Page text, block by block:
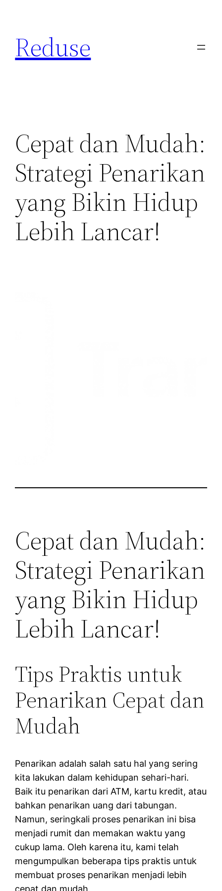
content
Reduse
Cepat dan Mudah:
Strategi Penarikan
yang Bikin Hidup
Lebih Lancar!
Cepat dan Mudah:
Strategi Penarikan
yang Bikin Hidup
Lebih Lancar!
Tips Praktis untuk
Penarikan Cepat dan
Mudah
Penarikan adalah salah satu hal yang sering
kita lakukan dalam kehidupan sehari-hari.
Baik itu penarikan dari ATM, kartu kredit, atau
bahkan penarikan uang dari tabungan.
Namun, seringkali proses penarikan ini bisa
menjadi rumit dan memakan waktu yang
cukup lama. Oleh karena itu, kami telah
mengumpulkan beberapa tips praktis untuk
membuat proses penarikan menjadi lebih